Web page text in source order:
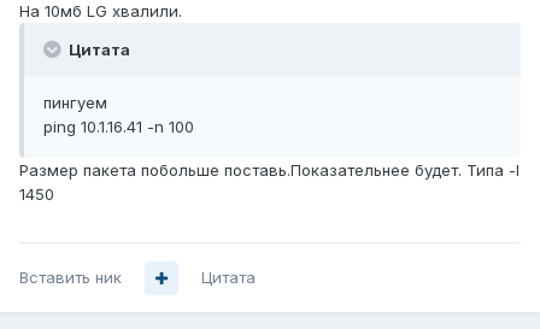
На 10мб LG хвалили.
Цитата
пингуем
ping 10.1.16.41 -n 100
Размер пакета побольше поставь.Показательнее будет. Типа -l
1450
Вставить ник Цитата